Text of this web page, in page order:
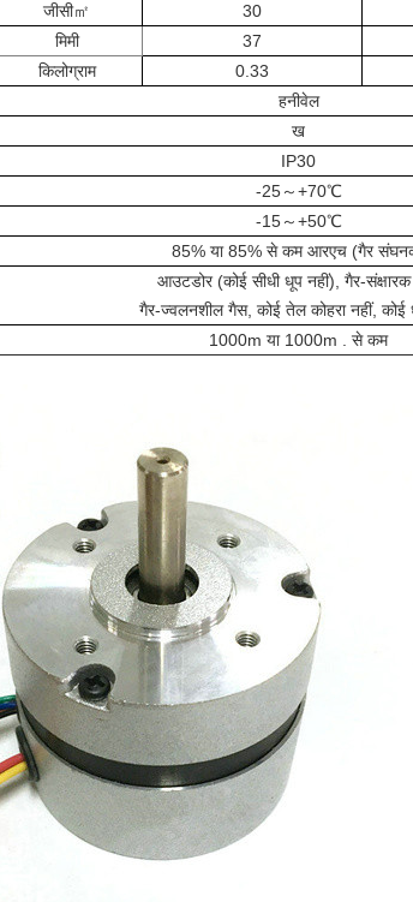
जीसी㎡ 30
मिमी 37
किलोग्राम 0.33
हनीवेल
ख
IP30
-25～+70℃
-15～+50℃
85% या 85% से कम आरएच (गैर
आउटडोर (कोई सीधी धूप नहीं), गैर-
गैर-ज्वलनशील गैस, कोई तेल कोहरा नहीं, कोई
1000m या 1000m . से कम